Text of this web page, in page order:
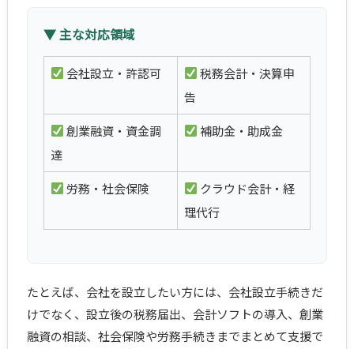
▼ 主な対応領域
会社設立・許認可
税務会計・決算申
告
創業融資・資金調
達
補助金・助成金
労務・社会保険
クラウド会計・経
理代行
たとえば、会社を設立したい方には、会社設立手続きだ
けでなく、設立後の税務届出、会計ソフトの導入、創業
融資の相談、社会保険や労務手続きまでまとめて支援で